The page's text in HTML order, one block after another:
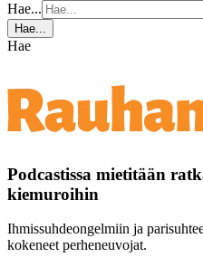
Hae...
Hae...
Hae
Podcastissa mietitään
kiemuroihin
Ihmissuhdeongelmiin ja
kokeneet perheneuvojat.